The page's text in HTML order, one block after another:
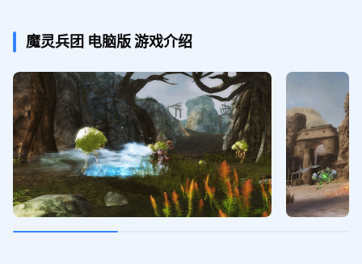
魔灵兵团 电脑版游戏介绍